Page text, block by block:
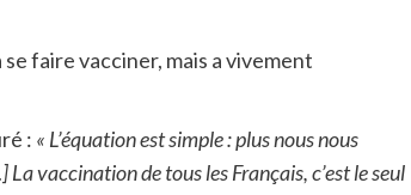
faire vacciner, mais a vivement
: « L’équation est simple : plus nous nous
vaccination de tous les Français, c’est le seul